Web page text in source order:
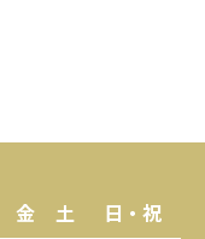
金 土 日・祝